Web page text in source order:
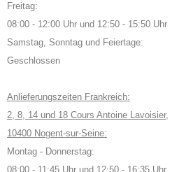
Freitag:
08:00 - 12:00 Uhr und 12:50 - 15:50 Uhr
Samstag, Sonntag und Feiertage:
Geschlossen
Anlieferungszeiten Frankreich:
2, 8, 14 und 18 Cours Antoine Lavoisier,
10400 Nogent-sur-Seine:
Montag - Donnerstag:
08:00 - 11:45 Uhr und 12:50 - 16:35 Uhr